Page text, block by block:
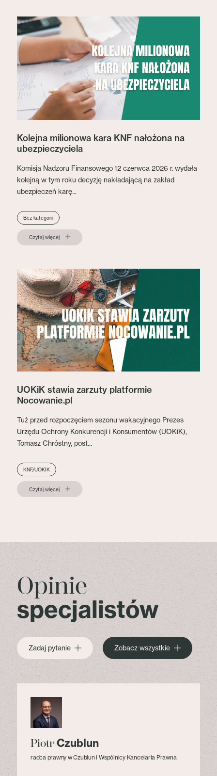
Kolejna milionowa kara KNF nałożona na
ubezpieczyciela
Komisja Nadzoru Finansowego 12 czerwca 2026 r. wydała
kolejną w tym roku decyzję nakładającą na zakład
ubezpieczeń karę...
Bez kategorii
Czytaj więcej
UOKiK stawia zarzuty platformie
Nocowanie.pl
Tuż przed rozpoczęciem sezonu wakacyjnego Prezes
Urzędu Ochrony Konkurencji i Konsumentów (UOKiK),
Tomasz Chróstny, post...
KNF/UOKIK
Czytaj więcej
Opinie
specjalistów
Zadaj pytanie Zobacz wszystkie
PiotrCzublun
radca prawny w Czublun i Wspólnicy Kancelaria Prawna